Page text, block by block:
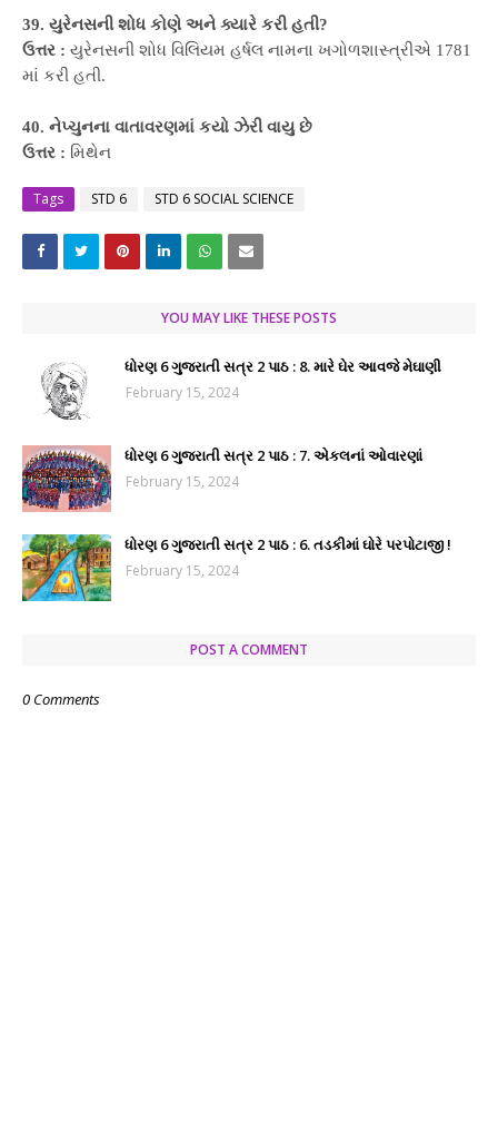
39. યુરેનસની શોધ કોણે અને ક્યારે કરી હતી?
ઉત્તર : યુરેનસની શોધ વિલિયમ હર્ષલ નામના ખગોળશાસ્ત્રીએ 1781
માં કરી હતી.
40. નેપ્ચુનના વાતાવરણમાં કયો ઝેરી વાયુ છે
ઉત્તર : મિથેન
Tags STD 6 STD 6 SOCIAL SCIENCE
YOU MAY LIKE THESE POSTS
ધોરણ 6 ગુજરાતી સત્ર 2 પાઠ : 8. મારે ઘેર આવજે મેઘાણી
February 15, 2024
ધોરણ 6 ગુજરાતી સત્ર 2 પાઠ : 7. એકલનાં ઓવારણાં
February 15, 2024
ધોરણ 6 ગુજરાતી સત્ર 2 પાઠ : 6. તડકીમાં ઘોરે પરપોટાજી !
February 15, 2024
POST A COMMENT
0 Comments